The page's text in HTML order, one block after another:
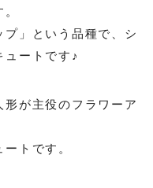
プ」という品種で、シ
ュートです♪
が主役のフラワーア
トです。